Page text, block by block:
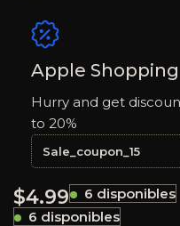
Apple
Hurry and get
to 20%
Sale_coupon_15
$4.99
6 disponibles
6 disponibles